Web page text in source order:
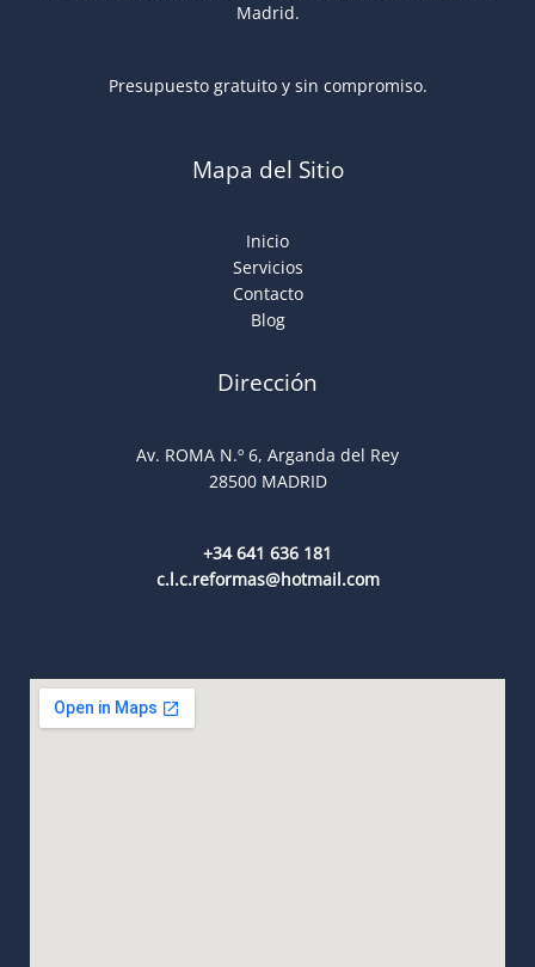
Madrid.
Presupuesto gratuito y sin compromiso.
Mapa del Sitio
Inicio
Servicios
Contacto
Blog
Dirección
Av. ROMA N.º 6, Arganda del Rey
28500 MADRID
+34 641 636 181
c.l.c.reformas@hotmail.com